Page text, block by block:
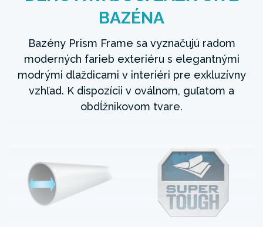
BAZÉNA
Bazény Prism Frame sa vyznačujú radom
moderných farieb exteriéru s elegantnými
modrými dlaždicami v interiéri pre exkluzívny
vzhľad. K dispozícii v oválnom, guľatom a
obdĺžnikovom tvare.